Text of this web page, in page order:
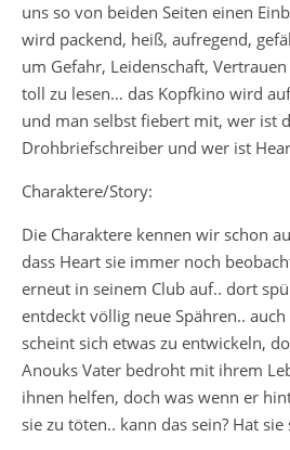
uns so von beiden Seiten einen
wird packend, heiß, aufregend,
um Gefahr, Leidenschaft,
toll zu lesen… das Kopfkino wird
und man selbst fiebert mit, wer ist
Drohbriefschreiber und wer ist
Charaktere/Story:
Die Charaktere kennen wir schon
dass Heart sie immer noch
erneut in seinem Club auf.. dort
entdeckt völlig neue Spähren..
scheint sich etwas zu entwickeln,
Anouks Vater bedroht mit ihrem
ihnen helfen, doch was wenn er
sie zu töten.. kann das sein? Hat sie